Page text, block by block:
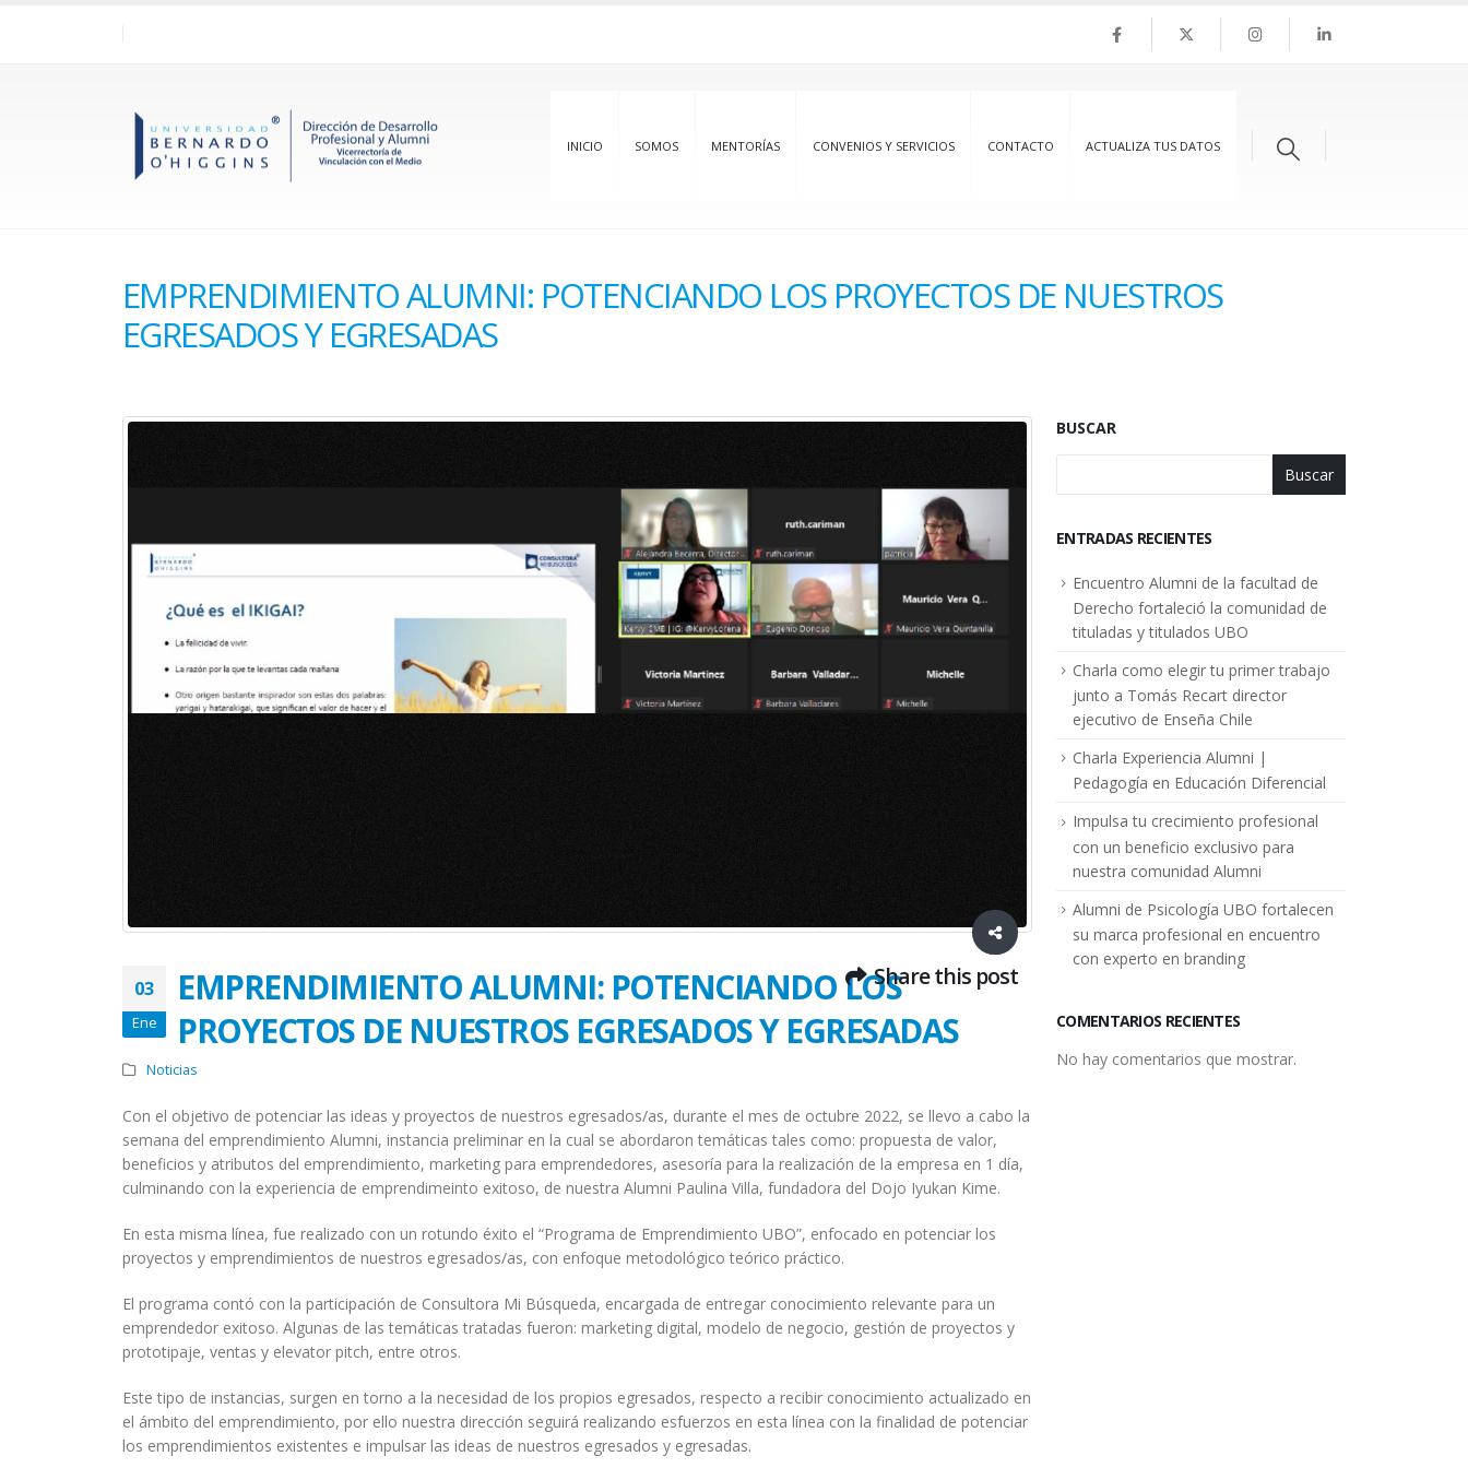
INICIO SOMOS MENTORÍAS CONVENIOS Y SERVICIOS CONTACTO ACTUALIZA TUS DATOS
EMPRENDIMIENTO ALUMNI: POTENCIANDO LOS PROYECTOS DE NUESTROS
EGRESADOS Y EGRESADAS
Share this post
03
Ene
EMPRENDIMIENTO ALUMNI: POTENCIANDO LOS
PROYECTOS DE NUESTROS EGRESADOS Y EGRESADAS
Noticias
Con el objetivo de potenciar las ideas y proyectos de nuestros egresados/as, durante el mes de octubre 2022, se llevo a cabo la
semana del emprendimiento Alumni, instancia preliminar en la cual se abordaron temáticas tales como: propuesta de valor,
beneficios y atributos del emprendimiento, marketing para emprendedores, asesoría para la realización de la empresa en 1 día,
culminando con la experiencia de emprendimeinto exitoso, de nuestra Alumni Paulina Villa, fundadora del Dojo Iyukan Kime.
En esta misma línea, fue realizado con un rotundo éxito el “Programa de Emprendimiento UBO”, enfocado en potenciar los
proyectos y emprendimientos de nuestros egresados/as, con enfoque metodológico teórico práctico.
El programa contó con la participación de Consultora Mi Búsqueda, encargada de entregar conocimiento relevante para un
emprendedor exitoso. Algunas de las temáticas tratadas fueron: marketing digital, modelo de negocio, gestión de proyectos y
prototipaje, ventas y elevator pitch, entre otros.
Este tipo de instancias, surgen en torno a la necesidad de los propios egresados, respecto a recibir conocimiento actualizado en
el ámbito del emprendimiento, por ello nuestra dirección seguirá realizando esfuerzos en esta línea con la finalidad de potenciar
los emprendimientos existentes e impulsar las ideas de nuestros egresados y egresadas.
BUSCAR
Buscar
ENTRADAS RECIENTES
Encuentro Alumni de la facultad de
Derecho fortaleció la comunidad de
tituladas y titulados UBO
Charla como elegir tu primer trabajo
junto a Tomás Recart director
ejecutivo de Enseña Chile
Charla Experiencia Alumni |
Pedagogía en Educación Diferencial
Impulsa tu crecimiento profesional
con un beneficio exclusivo para
nuestra comunidad Alumni
Alumni de Psicología UBO fortalecen
su marca profesional en encuentro
con experto en branding
COMENTARIOS RECIENTES
No hay comentarios que mostrar.